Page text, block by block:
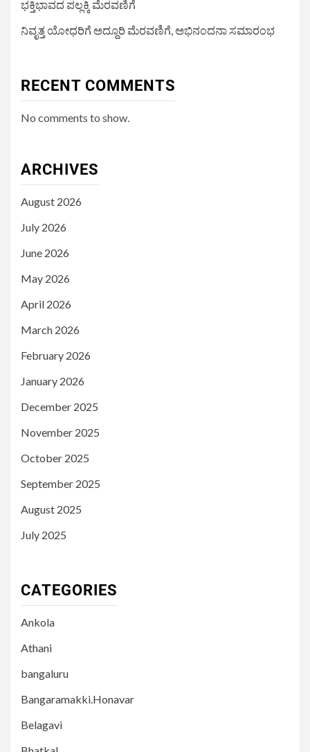
ಭಕ್ತಿಭಾವದ ಪಲ್ಲಕ್ಕಿ ಮೆರವಣಿಗೆ
ನಿವೃತ್ತ ಯೋಧರಿಗೆ ಅದ್ದೂರಿ ಮೆರವಣಿಗೆ, ಅಭಿನಂದನಾ ಸಮಾರಂಭ
RECENT COMMENTS
No comments to show.
ARCHIVES
August 2026
July 2026
June 2026
May 2026
April 2026
March 2026
February 2026
January 2026
December 2025
November 2025
October 2025
September 2025
August 2025
July 2025
CATEGORIES
Ankola
Athani
bangaluru
Bangaramakki.Honavar
Belagavi